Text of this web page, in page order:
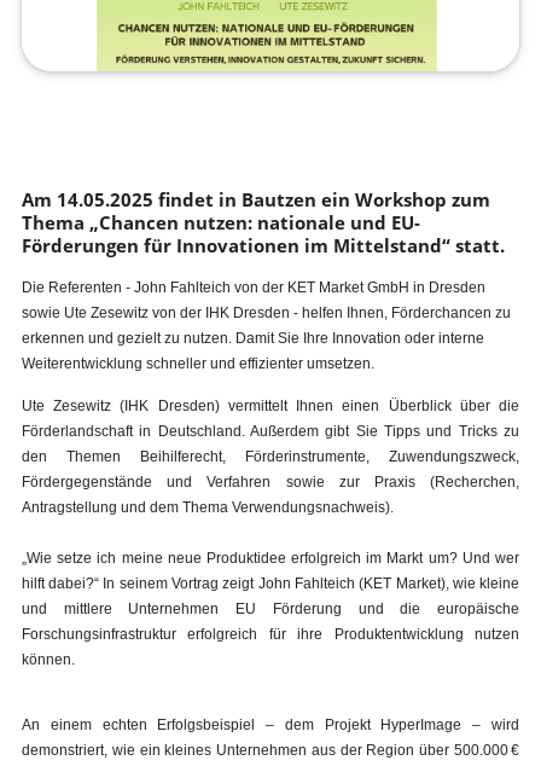
Am 14.05.2025 findet in Bautzen ein Workshop zum
Thema „Chancen nutzen: nationale und EU-
Förderungen für Innovationen im Mittelstand“ statt.
Die Referenten - John Fahlteich von der KET Market GmbH in Dresden
sowie Ute Zesewitz von der IHK Dresden - helfen Ihnen, Förderchancen zu
erkennen und gezielt zu nutzen. Damit Sie Ihre Innovation oder interne
Weiterentwicklung schneller und effizienter umsetzen.
Ute Zesewitz (IHK Dresden) vermittelt Ihnen einen Überblick über die
Förderlandschaft in Deutschland. Außerdem gibt Sie Tipps und Tricks zu
den Themen Beihilferecht, Förderinstrumente, Zuwendungszweck,
Fördergegenstände und Verfahren sowie zur Praxis (Recherchen,
Antragstellung und dem Thema Verwendungsnachweis).
„Wie setze ich meine neue Produktidee erfolgreich im Markt um? Und wer
hilft dabei?“ In seinem Vortrag zeigt John Fahlteich (KET Market), wie kleine
und mittlere Unternehmen EU Förderung und die europäische
Forschungsinfrastruktur erfolgreich für ihre Produktentwicklung nutzen
können.
An einem echten Erfolgsbeispiel – dem Projekt HyperImage – wird
demonstriert, wie ein kleines Unternehmen aus der Region über 500.000 €